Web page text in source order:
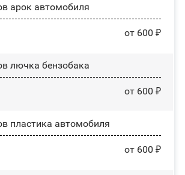
арок автомобиля
от 600 ₽
лючка бензобака
от 600 ₽
пластика автомобиля
от 600 ₽